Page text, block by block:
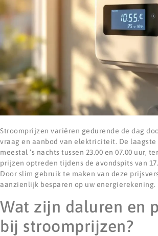
Stroomprijzen variëren gedurende de dag
vraag en aanbod van elektriciteit. De
meestal ’s nachts tussen 23.00 en 07.00 uur,
prijzen optreden tijdens de avondspits van
Door slim gebruik te maken van deze
aanzienlijk besparen op uw energierekening.
Wat zijn daluren en
bij stroomprijzen?